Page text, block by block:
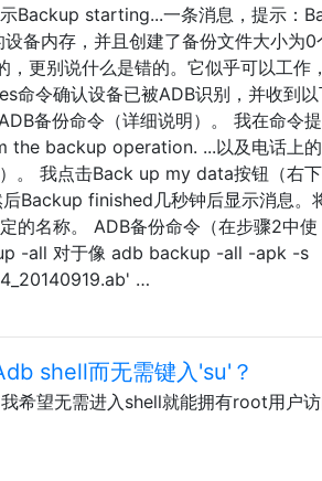
Backup starting...一条消息，提示：
备内存，并且创建了备份文件大小为0
更别说什么是错的。它似乎可以工作
命令确认设备已被ADB识别，并收到以
备份命令（详细说明）。 我在命令
backup operation. ...以及电话上
。 我点击Back up my data按钮（右下
Backup finished几秒钟后显示消息。
的名称。 ADB备份命令（在步骤2中使
-all 对于像 adb backup -all -apk -s
…
shell而无需键入'su'？
希望无需进入shell就能拥有root用户